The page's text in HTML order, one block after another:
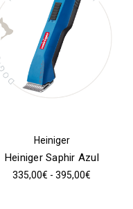
Heiniger
Heiniger Saphir Azul
335,00€ - 395,00€